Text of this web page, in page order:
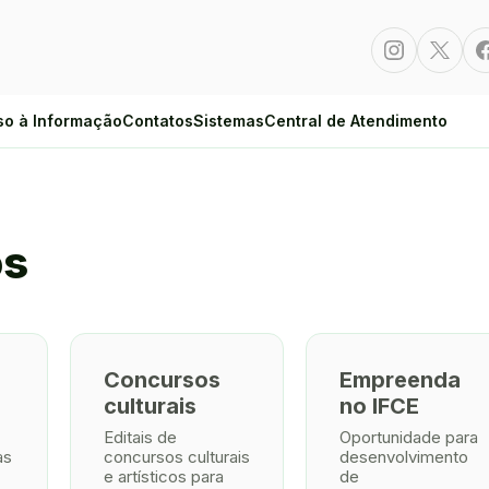
Instagram
à InformaçãoContatosSistemasCentral de Atendimento
Concursos
culturais
Editais de
concursos culturais
e artísticos para
Empreenda
no IFCE
Oportunidade para
desenvolvimento
de